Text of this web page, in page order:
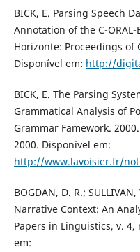
BICK, E. Parsing Speech
Annotation of the C-
Horizonte: Proceedings of
Disponível em: http://
BICK, E. The Parsing
Grammatical Analysis of
Grammar Famework.
2000. Disponível em:
http://www.lavoisier.fr/
BOGDAN, D. R.;
Narrative Context: An
Papers in Linguistics, v. 4,
em: